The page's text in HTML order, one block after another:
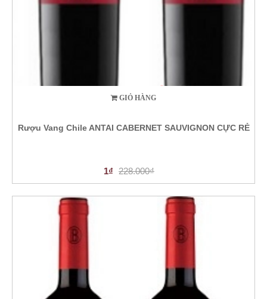
GIỎ HÀNG
Rượu Vang Chile ANTAI CABERNET SAUVIGNON CỰC RẺ
1₫ 228.000₫